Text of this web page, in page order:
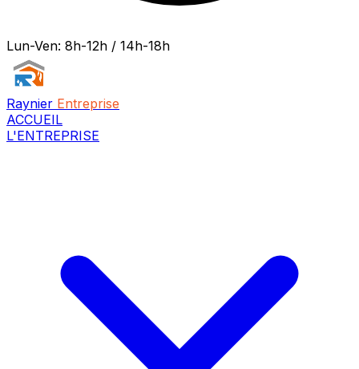
Lun-Ven: 8h-12h / 14h-18h
Raynier Entreprise
ACCUEIL
L'ENTREPRISE